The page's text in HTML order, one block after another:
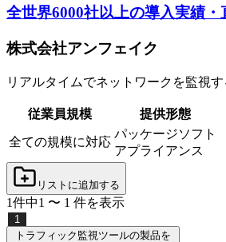
全世界6000社以上の導入実績
株式会社アンフェイク
リアルタイムでネットワークを監視
従業員規模 提供形態
全ての規模に対応
パッケージソフト
アプライアンス
リストに追加する
1件中1 〜 1 件を表示
1
トラフィック監視ツールの製品を